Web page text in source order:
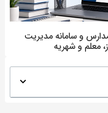
و سامانه مدیریت
معلم و شهریه